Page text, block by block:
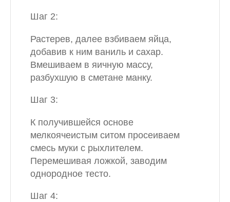
Шаг 2:
Растерев, далее взбиваем яйца,
добавив к ним ваниль и сахар.
Вмешиваем в яичную массу,
разбухшую в сметане манку.
Шаг 3:
К получившейся основе
мелкоячеистым ситом просеиваем
смесь муки с рыхлителем.
Перемешивая ложкой, заводим
однородное тесто.
Шаг 4: